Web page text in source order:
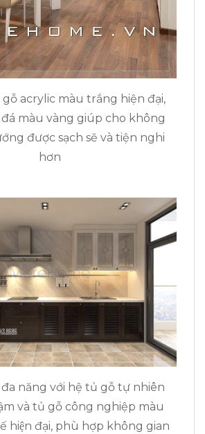
acrylic màu trắng hiện đại,
màu vàng giúp cho không
được sạch sẽ và tiện nghi
hơn
năng với hệ tủ gỗ tự nhiên
và tủ gỗ công nghiệp màu
hiện đại, phù hợp không gian